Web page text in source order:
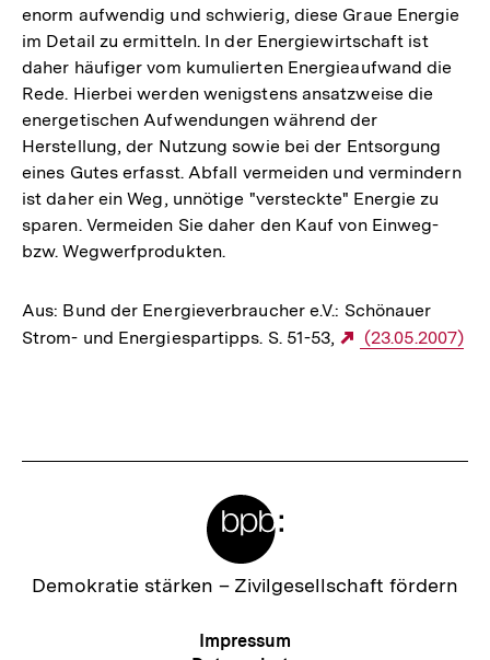
enorm aufwendig und schwierig, diese Graue Energie
im Detail zu ermitteln. In der Energiewirtschaft ist
daher häufiger vom kumulierten Energieaufwand die
Rede. Hierbei werden wenigstens ansatzweise die
energetischen Aufwendungen während der
Herstellung, der Nutzung sowie bei der Entsorgung
eines Gutes erfasst. Abfall vermeiden und vermindern
ist daher ein Weg, unnötige "versteckte" Energie zu
sparen. Vermeiden Sie daher den Kauf von Einweg-
bzw. Wegwerfprodukten.
Aus: Bund der Energieverbraucher e.V.: Schönauer
Strom- und Energiespartipps. S. 51-53,
Externer
(23.05.2007)
Zur
Demokratie stärken – Zivilgesellschaft fördern
Meta-
Impressum